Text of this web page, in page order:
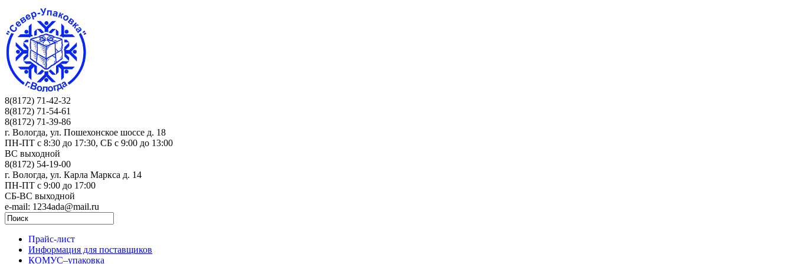
8(8172) 71-42-32
8(8172) 71-54-61
8(8172) 71-39-86
г. Вологда, ул. Пошехонское шоссе д. 18
ПН-ПТ c 8:30 до 17:30, СБ с 9:00 до 13:00
ВС выходной
8(8172) 54-19-00
г. Вологда, ул. Карла Маркса д. 14
ПН-ПТ c 9:00 до 17:00
СБ-ВС выходной
e-mail: 1234ada@mail.ru
Прайс-лист
Информация для поставщиков
КОМУС–упаковка